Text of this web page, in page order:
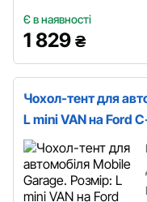
Є в наявності
1 829 ₴
Чохол-тент для
L mini VAN на Ford